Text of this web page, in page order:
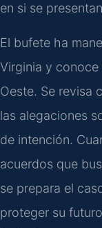
en si se
El bufete ha
Virginia y
Oeste. Se revisa
las alegaciones
de intención.
acuerdos que
se prepara el
proteger su